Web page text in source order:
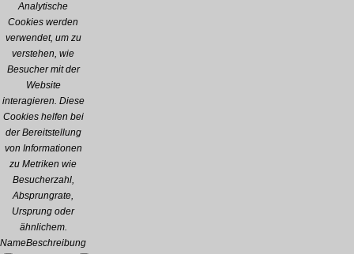
Analytische
Cookies werden
verwendet, um zu
verstehen, wie
Besucher mit der
Website
interagieren. Diese
Cookies helfen bei
der Bereitstellung
von Informationen
zu Metriken wie
Besucherzahl,
Absprungrate,
Ursprung oder
ähnlichem.
NameBeschreibung